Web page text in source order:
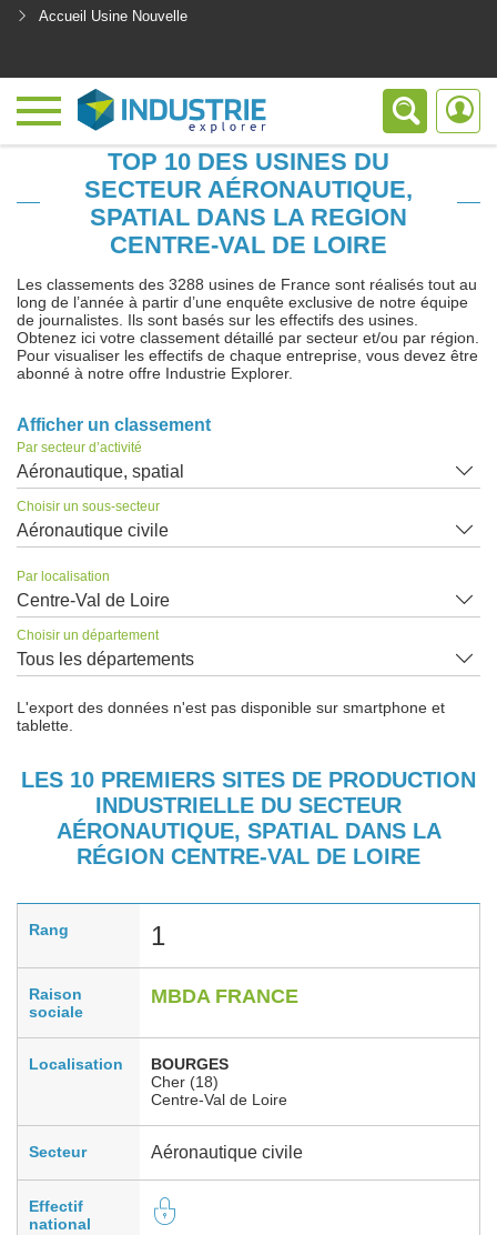
Accueil Usine Nouvelle
TOP 10 DES USINES DU
SECTEUR AÉRONAUTIQUE,
SPATIAL DANS LA REGION
CENTRE-VAL DE LOIRE
Les classements des 3288 usines de France sont réalisés tout au
long de l’année à partir d’une enquête exclusive de notre équipe
de journalistes. Ils sont basés sur les effectifs des usines.
Obtenez ici votre classement détaillé par secteur et/ou par région.
Pour visualiser les effectifs de chaque entreprise, vous devez être
abonné à notre offre Industrie Explorer.
Afficher un classement
Par secteur d’activité
Aéronautique, spatial
Choisir un sous-secteur
Aéronautique civile
Par localisation
Centre-Val de Loire
Choisir un département
Tous les départements
L'export des données n'est pas disponible sur smartphone et
tablette.
LES 10 PREMIERS SITES DE PRODUCTION
INDUSTRIELLE DU SECTEUR
AÉRONAUTIQUE, SPATIAL DANS LA
RÉGION CENTRE-VAL DE LOIRE
Rang 1
Raison
sociale
MBDA FRANCE
Localisation
BOURGES
Cher (18)
Centre-Val de Loire
Secteur Aéronautique civile
Effectif
national